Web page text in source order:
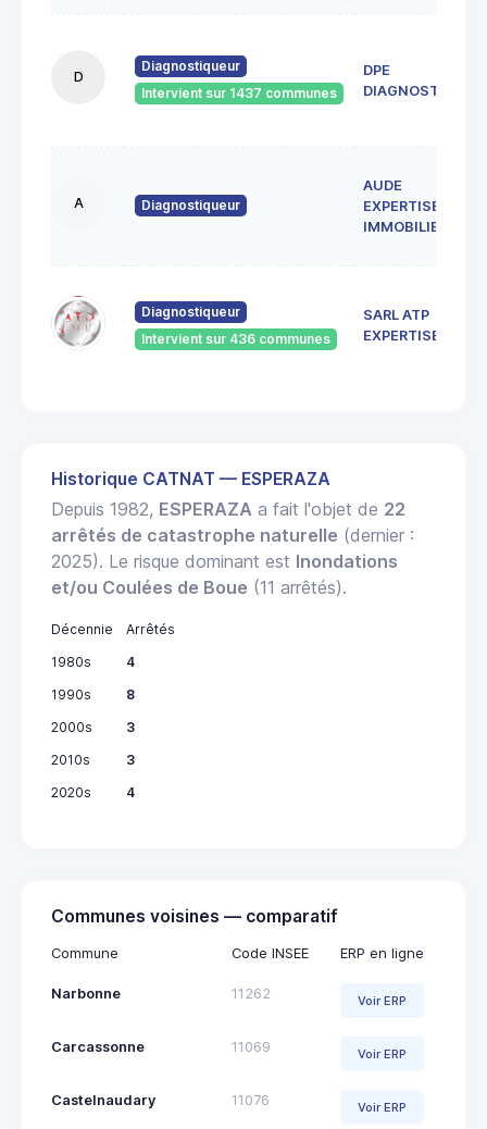
D
Diagnostiqueur
Intervient sur 1437 communes
DPE
DIAGNOSTICS
A Diagnostiqueur
AUDE
EXPERTISE
IMMOBILIERE
Diagnostiqueur
Intervient sur 436 communes
SARL ATP
EXPERTISES
Historique CATNAT — ESPERAZA
Depuis 1982, ESPERAZA a fait l'objet de 22
arrêtés de catastrophe naturelle (dernier :
2025). Le risque dominant est Inondations
et/ou Coulées de Boue (11 arrêtés).
Décennie
Arrêtés
1980s
4
1990s
8
2000s
3
2010s
3
2020s
4
Communes voisines — comparatif
Commune Code INSEE ERP en ligne
Narbonne 11262 Voir ERP
Carcassonne 11069 Voir ERP
Castelnaudary 11076 Voir ERP